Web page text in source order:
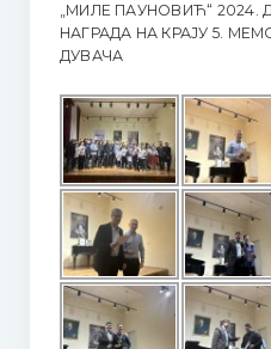
„МИЛЕ ПАУНОВИЋ“
НАГРАДА НА КРАЈУ 5.
ДУВАЧА